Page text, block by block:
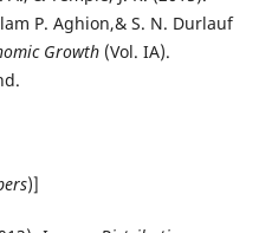
P. Aghion,& S. N. Durlauf
Growth (Vol. IA).
)]